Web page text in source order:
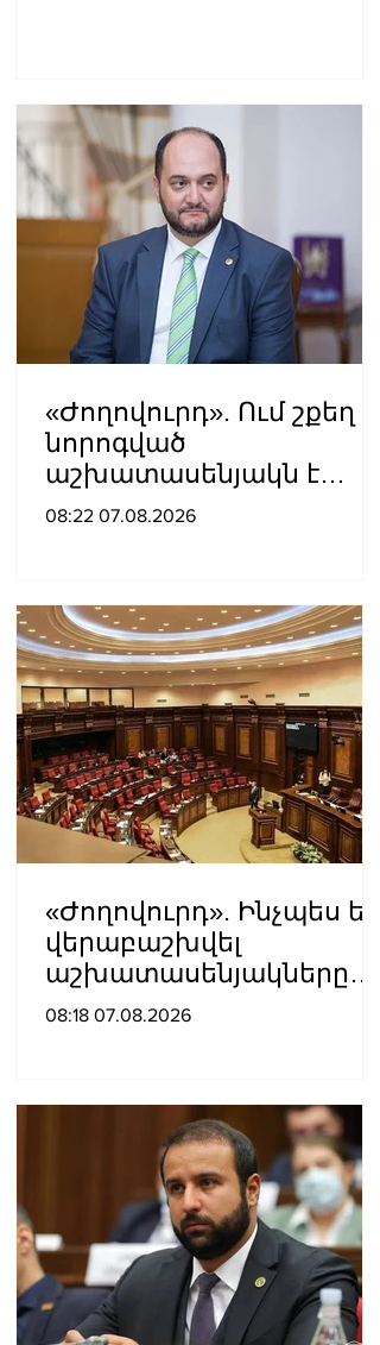
«Ժողովուրդ». Ում շքեղ
նորոգված
աշխատասենյակն է
տրամադրվել Արայիկ
08:22 07.08.2026
«Ժողովուրդ». Ինչպես են
վերաբաշխվել
աշխատասենյակները
Ազգային ժողովում
08:18 07.08.2026